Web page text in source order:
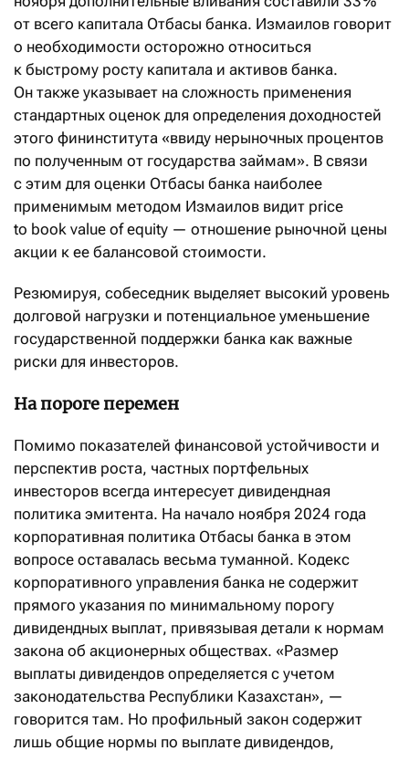
от всего капитала Отбасы банка. Измаилов говорит
о необходимости осторожно относиться
к быстрому росту капитала и активов банка.
Он также указывает на сложность применения
стандартных оценок для определения доходностей
этого фининститута «ввиду нерыночных процентов
по полученным от государства займам». В связи
с этим для оценки Отбасы банка наиболее
применимым методом Измаилов видит price
to book value of equity — отношение рыночной цены
акции к ее балансовой стоимости.
Резюмируя, собеседник выделяет высокий уровень
долговой нагрузки и потенциальное уменьшение
государственной поддержки банка как важные
риски для инвесторов.
На пороге перемен
Помимо показателей финансовой устойчивости и
перспектив роста, частных портфельных
инвесторов всегда интересует дивидендная
политика эмитента. На начало ноября 2024 года
корпоративная политика Отбасы банка в этом
вопросе оставалась весьма туманной. Кодекс
корпоративного управления банка не содержит
прямого указания по минимальному порогу
дивидендных выплат, привязывая детали к нормам
закона об акционерных обществах. «Размер
выплаты дивидендов определяется с учетом
законодательства Республики Казахстан», —
говорится там. Но профильный закон содержит
лишь общие нормы по выплате дивидендов,